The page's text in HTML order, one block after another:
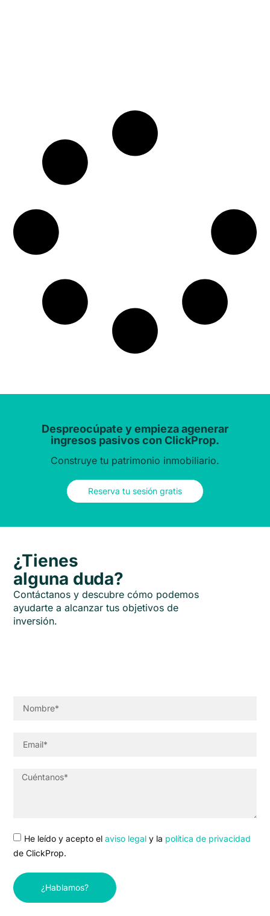
Despreocúpate y empieza agenerar
ingresos pasivos con ClickProp.
Construye tu patrimonio inmobiliario.
Reserva tu sesión gratis
¿Tienes
alguna duda?
Contáctanos y descubre cómo podemos
ayudarte a alcanzar tus objetivos de
inversión.
He leído y acepto elaviso legal y la política de privacidad
de ClickProp.
¿Hablamos?